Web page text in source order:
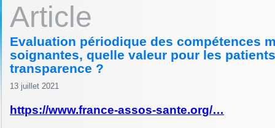
Article
Evaluation périodique des compétences
soignantes, quelle valeur pour les
transparence ?
13 juillet 2021
https://www.france-assos-sante.org/…